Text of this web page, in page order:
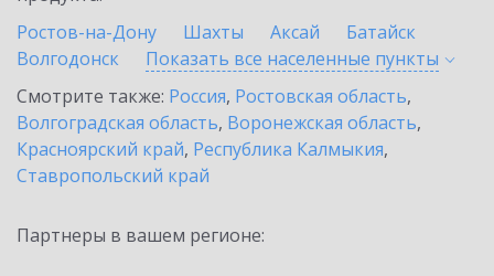
Ростов-на-Дону
Шахты Аксай
Батайск
Волгодонск
Показать все населенные пункты
Смотрите также: Россия, Ростовская область,
Волгоградская область, Воронежская область,
Красноярский край, Республика Калмыкия,
Ставропольский край
Партнеры в вашем регионе: